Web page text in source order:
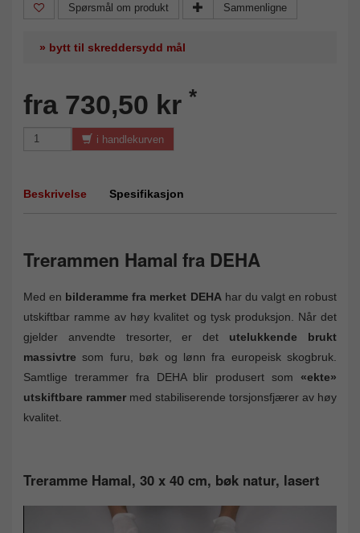
Spørsmål om produkt Sammenligne
» bytt til skreddersydd mål
fra 730,50 kr *
i handlekurven
Beskrivelse Spesifikasjon
Trerammen Hamal fra DEHA
Med en bilderamme fra merket DEHA har du valgt en robust
utskiftbar ramme av høy kvalitet og tysk produksjon. Når det
gjelder anvendte tresorter, er det utelukkende brukt
massivtresom furu, bøk og lønn fra europeisk skogbruk.
Samtlige trerammer fra DEHA blir produsert som «ekte»
utskiftbare rammer med stabiliserende torsjonsfjærer av høy
kvalitet.
Treramme Hamal, 30 x 40 cm, bøk natur, lasert